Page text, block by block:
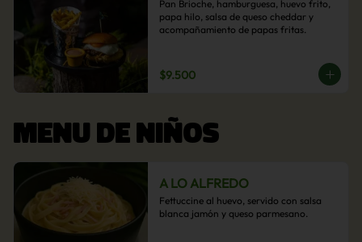
Pan Brioche, hamburguesa, huevo frito,
papa hilo, salsa de queso cheddar y
acompañamiento de papas fritas.
$9.500
MENU DE NIÑOS
A LO ALFREDO
Fettuccine al huevo, servido con salsa
blanca jamón y queso parmesano.